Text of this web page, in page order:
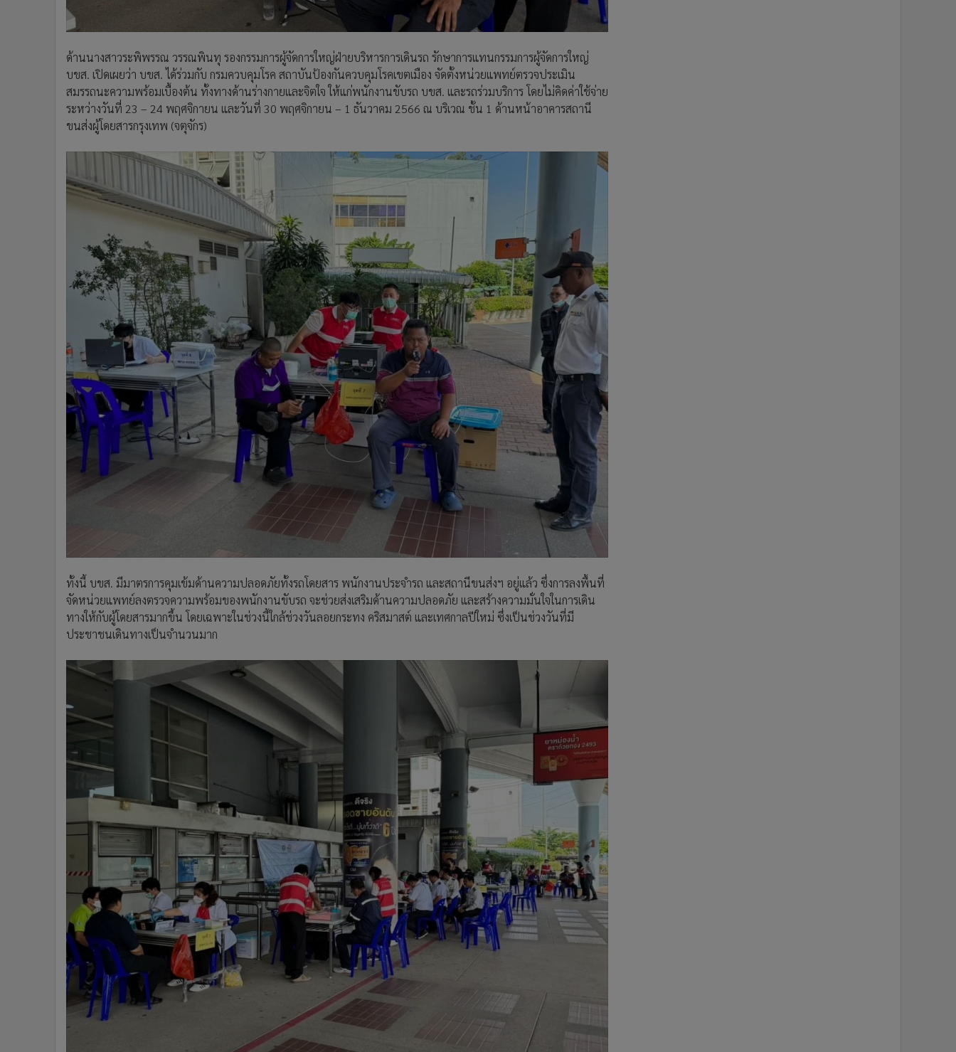
ด้านนางสาวระพิพรรณ วรรณพินทุ รองกรรมการผู้จัดการใหญ่ฝ่ายบริหารการเดินรถ รักษาการแทนกรรมการผู้จัดการใหญ่
บขส. เปิดเผยว่า บขส. ได้ร่วมกับ กรมควบคุมโรค สถาบันป้องกันควบคุมโรคเขตเมือง จัดตั้งหน่วยแพทย์ตรวจประเมิน
สมรรถนะความพร้อมเบื้องต้น ทั้งทางด้านร่างกายและจิตใจ ให้แก่พนักงานขับรถ บขส. และรถร่วมบริการ โดยไม่คิดค่าใช้จ่าย
ระหว่างวันที่ 23 – 24 พฤศจิกายน และวันที่ 30 พฤศจิกายน – 1 ธันวาคม 2566 ณ บริเวณ ชั้น 1 ด้านหน้าอาคารสถานี
ขนส่งผู้โดยสารกรุงเทพ (จตุจักร)
ทั้งนี้ บขส. มีมาตรการคุมเข้มด้านความปลอดภัยทั้งรถโดยสาร พนักงานประจำรถ และสถานีขนส่งฯ อยู่แล้ว ซึ่งการลงพื้นที่
จัดหน่วยแพทย์ลงตรวจความพร้อมของพนักงานขับรถ จะช่วยส่งเสริมด้านความปลอดภัย และสร้างความมั่นใจในการเดิน
ทางให้กับผู้โดยสารมากขึ้น โดยเฉพาะในช่วงนี้ใกล้ช่วงวันลอยกระทง คริสมาสต์ และเทศกาลปีใหม่ ซึ่งเป็นช่วงวันที่มี
ประชาชนเดินทางเป็นจำนวนมาก